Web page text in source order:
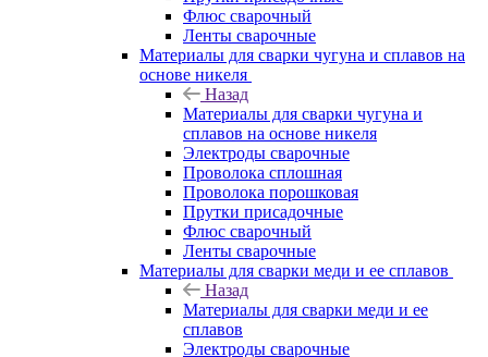
Флюс сварочный
Ленты сварочные
Материалы для сварки чугуна и сплавов на
основе никеля
Назад
Материалы для сварки чугуна и
сплавов на основе никеля
Электроды сварочные
Проволока сплошная
Проволока порошковая
Прутки присадочные
Флюс сварочный
Ленты сварочные
Материалы для сварки меди и ее сплавов
Назад
Материалы для сварки меди и ее
сплавов
Электроды сварочные